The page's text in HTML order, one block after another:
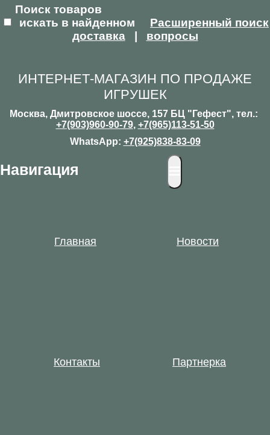
Поиск товаров
искать в найденном
Расширенный поиск
доставка| вопросы
ИНТЕРНЕТ-МАГАЗИН ПО ПРОДАЖЕ
ИГРУШЕК
Москва, Дмитровское шоссе, 157 БЦ "Гефест", тел.:
+7(903)960-90-79, +7(965)113-51-50
WhatsApp: +7(925)838-83-09
Навигация
Главная Новости
Контакты Партнерка